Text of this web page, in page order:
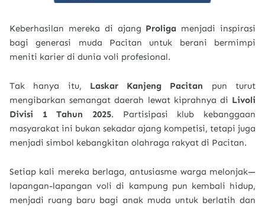
Keberhasilan mereka di ajang Proliga menjadi inspirasi
bagi generasi muda Pacitan untuk berani bermimpi
meniti karier di dunia voli profesional.
Tak hanya itu, Laskar Kanjeng Pacitan pun turut
mengibarkan semangat daerah lewat kiprahnya di Livoli
Divisi 1 Tahun 2025. Partisipasi klub kebanggaan
masyarakat ini bukan sekadar ajang kompetisi, tetapi juga
menjadi simbol kebangkitan olahraga rakyat di Pacitan.
Setiap kali mereka berlaga, antusiasme warga melonjak—
lapangan-lapangan voli di kampung pun kembali hidup,
menjadi ruang baru bagi anak muda untuk berlatih dan